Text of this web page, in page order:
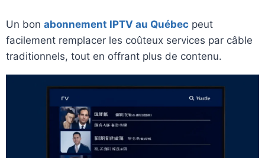
Un bon abonnement IPTV au Québec peut
facilement remplacer les coûteux services par câble
traditionnels, tout en offrant plus de contenu.